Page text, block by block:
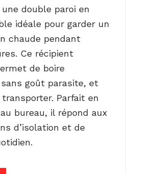
double paroi en
idéale pour garder un
chaude pendant
Ce récipient
de boire
goût parasite, et
Parfait en
bureau, il répond aux
d’isolation et de